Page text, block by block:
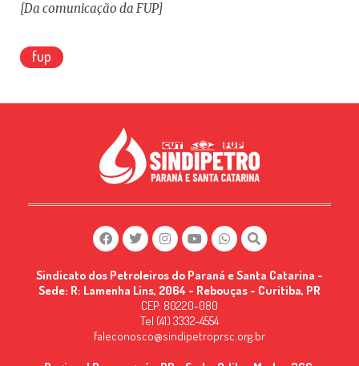
[Da comunicação da FUP]
fup
Sindicato dos Petroleiros do Paraná e Santa Catarina -
Sede: R: Lamenha Lins, 2064 - Rebouças - Curitiba, PR
CEP: 80220-080
Tel (41) 3332-4554
faleconosco@sindipetroprsc.org.br